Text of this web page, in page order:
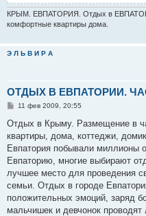
КРЫМ. ЕВПАТОРИЯ. Отдых в
комфортные квартиры дома.
Э Л Ь В И Р А
ОТДЫХ В ЕВПАТОРИИ.
С
о
б
щ
е
и
е
11 фев 2009, 20:55
Отдых в Крыму. Размещение в
квартиры, дома, коттеджи,
Евпатория побывали
Евпаторию, многие выбирают
лучшее место для проведения
семьи. Отдых в городе
положительных эмоций, заряд
мальчишек и девчонок проводят